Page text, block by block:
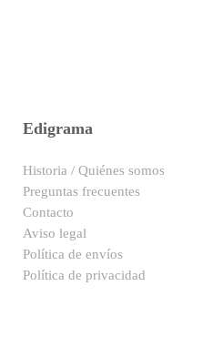
Edigrama
Historia / Quiénes somos
Preguntas frecuentes
Contacto
Aviso legal
Política de envíos
Política de privacidad